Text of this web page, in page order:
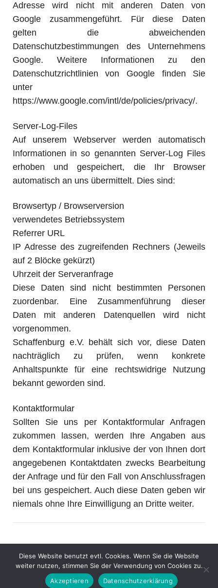
Adresse wird nicht mit anderen Daten von
Google zusammengeführt. Für diese Daten
gelten die abweichenden
Datenschutzbestimmungen des Unternehmens
Google. Weitere Informationen zu den
Datenschutzrichtlinien von Google finden Sie
unter
https://www.google.com/intl/de/policies/privacy/.
Server-Log-Files
Auf unserem Webserver werden automatisch
Informationen in so genannten Server-Log Files
erhoben und gespeichert, die Ihr Browser
automatisch an uns übermittelt. Dies sind:
Browsertyp / Browserversion
verwendetes Betriebssystem
Referrer URL
IP Adresse des zugreifenden Rechners (Jeweils
auf 2 Blöcke gekürzt)
Uhrzeit der Serveranfrage
Diese Daten sind nicht bestimmten Personen
zuordenbar. Eine Zusammenführung dieser
Daten mit anderen Datenquellen wird nicht
vorgenommen.
Schaffenburg e.V. behält sich vor, diese Daten
nachträglich zu prüfen, wenn konkrete
Anhaltspunkte für eine rechtswidrige Nutzung
bekannt geworden sind.
Kontaktformular
Sollten Sie uns per Kontaktformular Anfragen
zukommen lassen, werden Ihre Angaben aus
dem Kontaktformular inklusive der von Ihnen dort
angegebenen Kontaktdaten zwecks Bearbeitung
der Anfrage und für den Fall von Anschlussfragen
bei uns gespeichert. Auch diese Daten geben wir
niemals ohne Ihre Einwilligung an Dritte weiter.
© 2017 Schaffenburg e.V.. Angetrieben mitWordpressund derSo Simple
Theme . - Impressum Datenschutz
Diese Website benutzt evtl. Cookies. Wenn Sie die Website
weiter nutzen, stimmen Sie der Verwendung von Cookies zu.
Akzeptieren
Datenschutzerklärung